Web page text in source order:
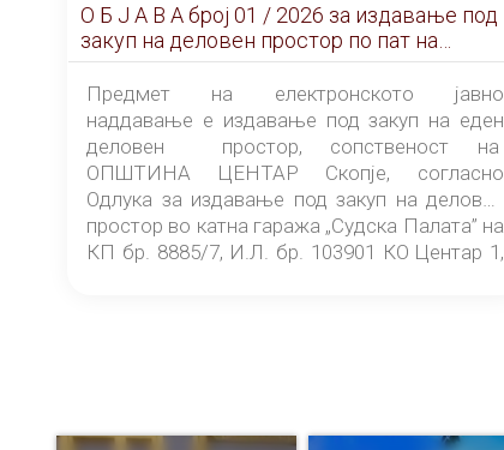
О Б Ј А В А брoj 01 / 2026 за издавање под
закуп на деловен простор по пат на
ЕЛЕКТРОНСКО ЈАВНО НАДДАВАЊЕ
Предмет на електронското јавно
наддавање е издавање под закуп на еден
деловен простор, сопственост на
ОПШТИНА ЦЕНТАР Скопје, согласно
Одлука за издавање под закуп на деловен
простор во катна гаража „Судска Палата” на
КП бр. 8885/7, И.Л. бр. 103901 КО Центар 1,
понудувач.